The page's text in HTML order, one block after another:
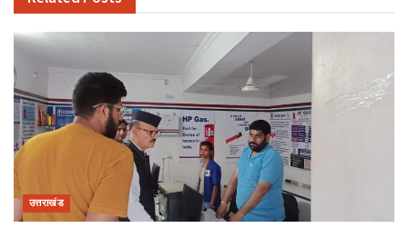
उत्तराखंड